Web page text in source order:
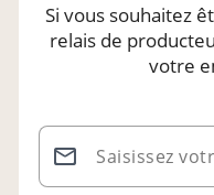
Si vous souhaitez
relais de
votre
Saisissez